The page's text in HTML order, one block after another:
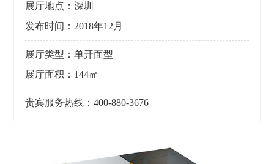
展厅地点：深圳
发布时间：2018年12月
展厅类型：单开面型
展厅面积：144㎡
贵宾服务热线：400-880-3676